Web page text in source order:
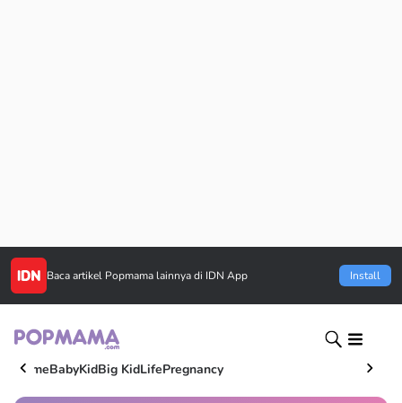
Baca artikel Popmama lainnya di IDN App Install
HomeBabyKidBig KidLifePregnancy